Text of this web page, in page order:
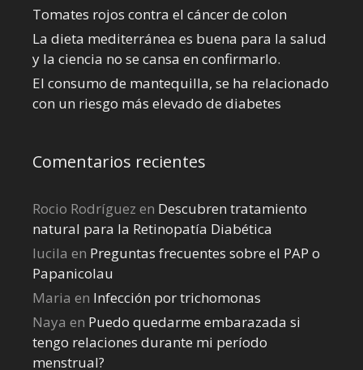
Tomates rojos contra el cáncer de colon
La dieta mediterránea es buena para la salud
y la ciencia no se cansa en confirmarlo.
El consumo de mantequilla, se ha relacionado
con un riesgo más elevado de diabetes
Comentarios recientes
Rocio Rodríguez en Descubren tratamiento
natural para la Retinopatía Diabética
lucila en Preguntas frecuentes sobre el PAP o
Papanicolau
Maria en Infección por trichomonas
Naya en Puedo quedarme embarazada si
tengo relaciones durante mi perí­odo
menstrual?